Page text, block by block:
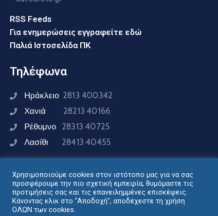
RSS Feeds
Για ενημερώσεις εγγραφείτε εδώ
Παλιά Ιστοσελίδα ΠΚ
Τηλέφωνα
Ηράκλειο 2813 400342
Χανιά 28213 40166
Ρέθυμνο 28313 40725
Λασίθι 28413 40455
Συνδεθείτε μαζί μας
Χρησιμοποιούμε cookies στον ιστότοπο μας για να σας
προσφέρουμε την πιο σχετική εμπειρία, θυμόμαστε τις
προτιμήσεις σας και τις επανειλημμένες επισκέψεις.
Κάνοντας κλικ στο "Αποδοχή", αποδέχεστε τη χρήση
ΟΛΩΝ των cookies.